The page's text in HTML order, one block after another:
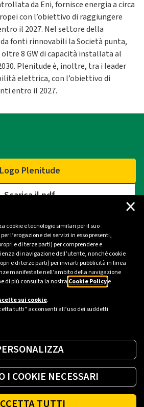
cookie e tecnologie similari per il suo
l’erogazione dei servizi in esso presenti,
e di terze parti) per comprendere e
di navigazione dell’utente, nonché cookie
e di terze parti) per inviarti pubblicità in linea
manifestate nell’ambito della navigazione
di più consulta la nostra Cookie Policye
sui cookie.
tutti" acconsenti all’uso dei suddetti
×
I COOKIE NECESSARI
TUTTI
da Eni, fornisce energia a circa
con l’obiettivo di raggiungere
il 2027. Nel settore della
fonti rinnovabili la Società punta,
8 GW di capacità installata al
Plenitude è, inoltre, tra i leader
elettrica, con l’obiettivo di
entro il 2027.
Logo Plenitude
Scarica il pdf
Plenitude - Milano